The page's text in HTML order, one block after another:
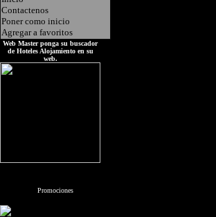
Contactenos
Poner como inicio
Agregar a favoritos
Web Master ponga su buscador
de Hoteles Alojamiento en su
web.
Promociones